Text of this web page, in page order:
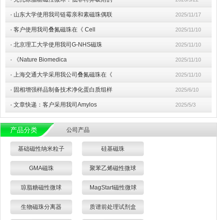
· 山东大学使用我司链霉亲和素磁珠偶联 2025/11/17
· 客户使用我司叠氮磁珠在《 Cell 2025/11/10
· 北京理工大学使用我司G-NHS磁珠 2025/11/10
· 《Nature Biomedica 2025/11/10
· 上海交通大学采用我公司叠氮磁珠在《 2025/11/10
· 固相增强样品制备技术净化蛋白质组样 2025/6/10
· 文章快递：客户采用我司Amylos 2025/5/3
产品分类 公司产品
基础磁性纳米粒子 硅基磁珠
GMA磁珠 聚苯乙烯磁性微球
琼脂糖磁性微球 MagStart磁性微球
生物磁珠分离器 质谱前处理试剂盒